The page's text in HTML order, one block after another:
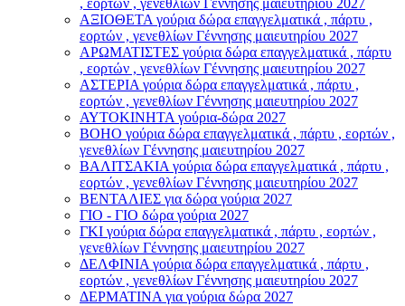
, εορτών , γενεθλίων Γέννησης μαιευτηρίου 2027
ΑΞΙΟΘΕΤΑ γούρια δώρα επαγγελματικά , πάρτυ ,
εορτών , γενεθλίων Γέννησης μαιευτηρίου 2027
ΑΡΩΜΑΤΙΣΤΕΣ γούρια δώρα επαγγελματικά , πάρτυ
, εορτών , γενεθλίων Γέννησης μαιευτηρίου 2027
ΑΣΤΕΡIA γούρια δώρα επαγγελματικά , πάρτυ ,
εορτών , γενεθλίων Γέννησης μαιευτηρίου 2027
ΑΥΤΟΚΙΝΗΤΑ γούρια-δώρα 2027
ΒOHO γούρια δώρα επαγγελματικά , πάρτυ , εορτών ,
γενεθλίων Γέννησης μαιευτηρίου 2027
ΒΑΛΙΤΣΑΚΙΑ γούρια δώρα επαγγελματικά , πάρτυ ,
εορτών , γενεθλίων Γέννησης μαιευτηρίου 2027
ΒΕΝΤΑΛΙΕΣ για δώρα γούρια 2027
ΓΙΟ - ΓΙΟ δώρα γούρια 2027
ΓΚΙ γούρια δώρα επαγγελματικά , πάρτυ , εορτών ,
γενεθλίων Γέννησης μαιευτηρίου 2027
ΔΕΛΦΙΝΙΑ γούρια δώρα επαγγελματικά , πάρτυ ,
εορτών , γενεθλίων Γέννησης μαιευτηρίου 2027
ΔΕΡΜΑΤΙΝΑ για γούρια δώρα 2027